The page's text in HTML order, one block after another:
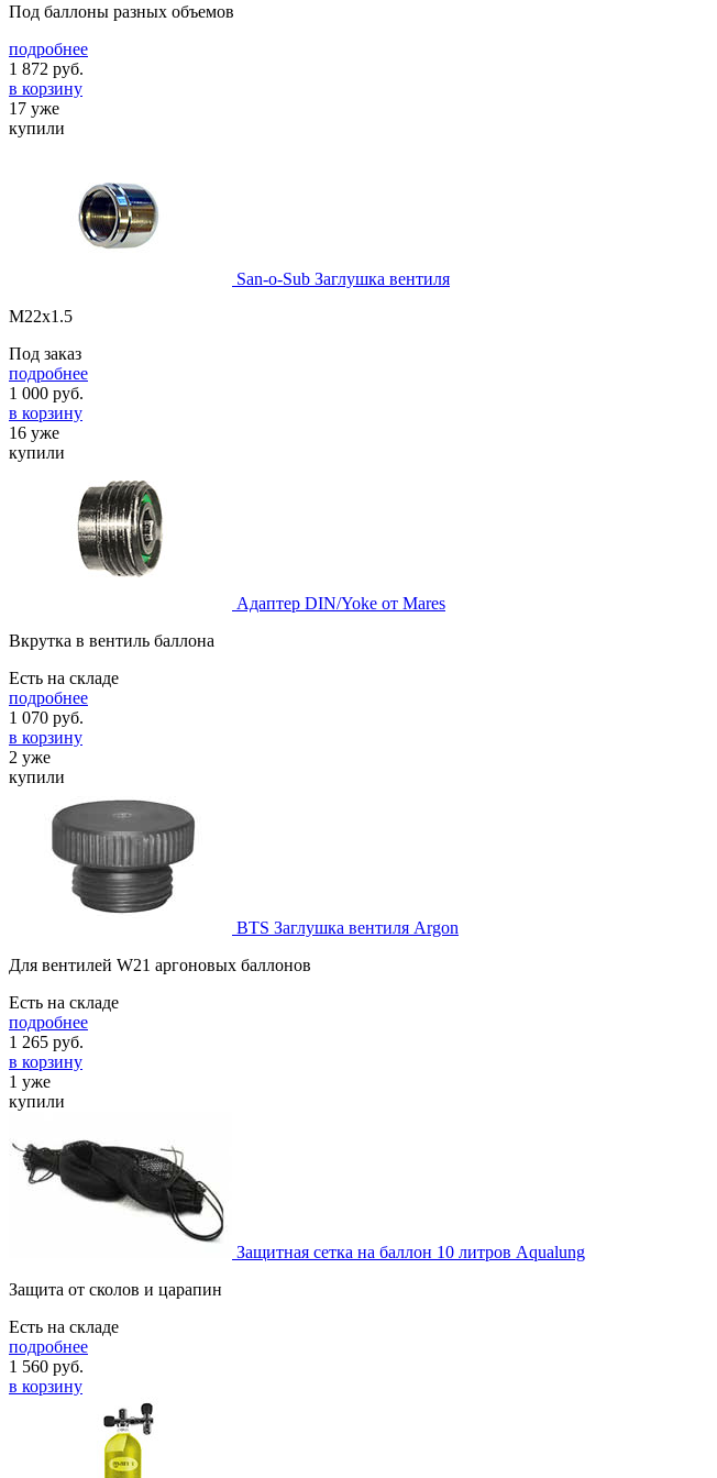
Под баллоны разных объемов
подробнее
1 872 руб.
в корзину
17 уже
купили
San-o-Sub Заглушка вентиля
M22x1.5
Под заказ
подробнее
1 000 руб.
в корзину
16 уже
купили
Адаптер DIN/Yoke от Mares
Вкрутка в вентиль баллона
Есть на складе
подробнее
1 070 руб.
в корзину
2 уже
купили
BTS Заглушка вентиля Argon
Для вентилей W21 аргоновых баллонов
Есть на складе
подробнее
1 265 руб.
в корзину
1 уже
купили
Защитная сетка на баллон 10 литров Aqualung
Защита от сколов и царапин
Есть на складе
подробнее
1 560 руб.
в корзину